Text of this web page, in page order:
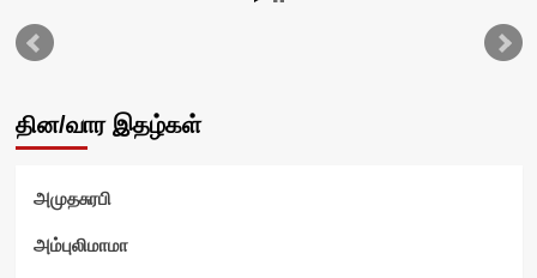
தின/வார இதழ்கள்
அமுதசுரபி
அம்புலிமாமா